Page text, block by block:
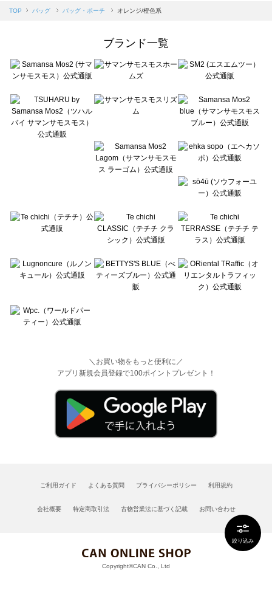
絞り込み
Samansa Mos2 blue（サマンサモスモス ブルー）のバッグ・ポーチ一覧
sō4ū（ソウフォーユー）のバッグ・ポーチ一覧
Te chichi（テチチ）のバッグ・ポーチ一覧
Te chichi CLASSIC（テチチ クラシック）のバッグ・ポーチ一覧
Lugnoncure（ルノンキュール）のバッグ・ポーチ一覧
BETTY'S BLUE（べティーズブルー）のバッグ・ポーチ一覧
Wpc.（ワールドパーティー）のバッグ・ポーチ一覧
TOP バッグ バッグ・ポーチ オレンジ/橙色系
ブランド一覧
＼お買い物をもっと便利に／
アプリ新規会員登録で100ポイントプレゼント！
ご利用ガイド よくある質問 プライバシーポリシー 利用規約
会社概要 特定商取引法 古物営業法に基づく記載 お問い合わせ
Copyright©CAN Co., Ltd